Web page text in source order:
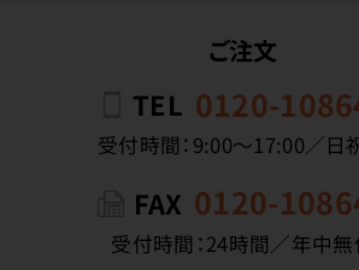
ご注文
TEL 0120-
受付時間：9:00〜17:00／日
FAX 0120-
受付時間：24時間／年中無